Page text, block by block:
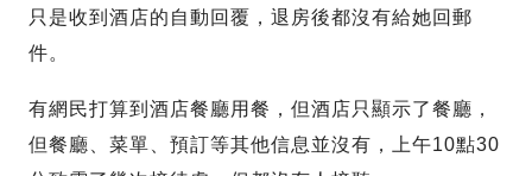
只是收到酒店的自動回覆，退房後都沒有給她回郵
件。
有網民打算到酒店餐廳用餐，但酒店只顯示了餐廳，
但餐廳、菜單、預訂等其他信息並沒有，上午10點30